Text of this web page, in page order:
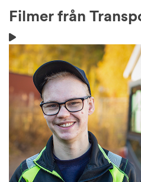
Filmer från